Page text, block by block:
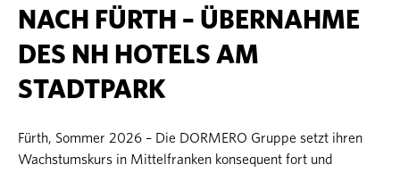
NACH FÜRTH – ÜBERNAHME
DES NH HOTELS AM
STADTPARK
Fürth, Sommer 2026 – Die DORMERO Gruppe setzt ihren
Wachstumskurs in Mittelfranken konsequent fort und